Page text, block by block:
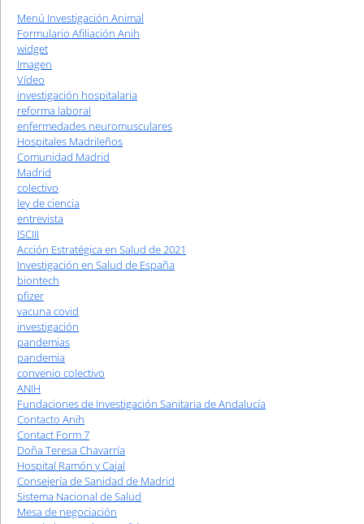
Menú Investigación Animal
Formulario Afiliación Anih
widget
Imagen
Vídeo
investigación hospitalaria
reforma laboral
enfermedades neuromusculares
Hospitales Madrileños
Comunidad Madrid
Madrid
colectivo
ley de ciencia
entrevista
ISCIII
Acción Estratégica en Salud de 2021
Investigación en Salud de España
biontech
pfizer
vacuna covid
investigación
pandemias
pandemia
convenio colectivo
ANIH
Fundaciones de Investigación Sanitaria de Andalucía
Contacto Anih
Contact Form 7
Doña Teresa Chavarría
Hospital Ramón y Cajal
Consejería de Sanidad de Madrid
Sistema Nacional de Salud
Mesa de negociación